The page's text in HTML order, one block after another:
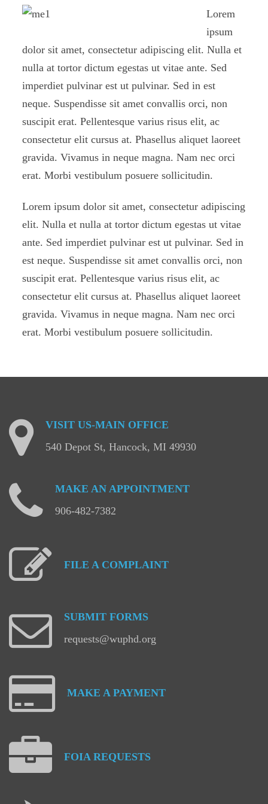
Lorem
ipsum
dolor sit amet, consectetur adipiscing elit. Nulla et
nulla at tortor dictum egestas ut vitae ante. Sed
imperdiet pulvinar est ut pulvinar. Sed in est
neque. Suspendisse sit amet convallis orci, non
suscipit erat. Pellentesque varius risus elit, ac
consectetur elit cursus at. Phasellus aliquet laoreet
gravida. Vivamus in neque magna. Nam nec orci
erat. Morbi vestibulum posuere sollicitudin.
Lorem ipsum dolor sit amet, consectetur adipiscing
elit. Nulla et nulla at tortor dictum egestas ut vitae
ante. Sed imperdiet pulvinar est ut pulvinar. Sed in
est neque. Suspendisse sit amet convallis orci, non
suscipit erat. Pellentesque varius risus elit, ac
consectetur elit cursus at. Phasellus aliquet laoreet
gravida. Vivamus in neque magna. Nam nec orci
erat. Morbi vestibulum posuere sollicitudin.
VISIT US-MAIN OFFICE
540 Depot St, Hancock, MI 49930
MAKE AN APPOINTMENT
906-482-7382
FILE A COMPLAINT
SUBMIT FORMS
requests@wuphd.org
MAKE A PAYMENT
FOIA REQUESTS